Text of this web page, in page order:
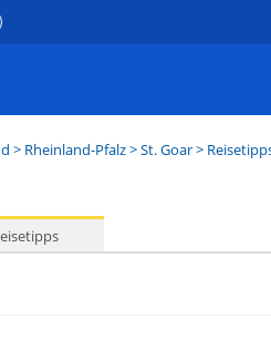
> Rheinland-Pfalz>St. Goar>